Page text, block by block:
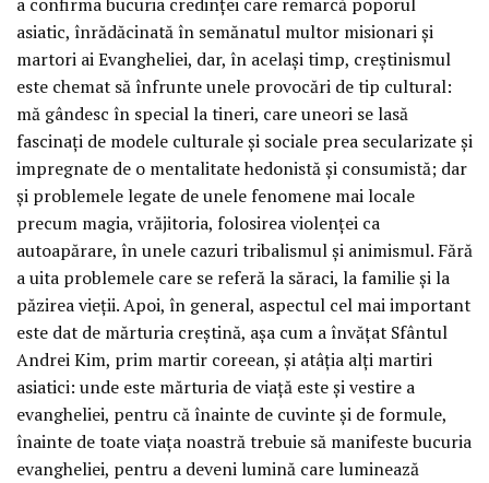
asiatic, înrădăcinată în semănatul multor misionari și
martori ai Evangheliei, dar, în același timp, creștinismul
este chemat să înfrunte unele provocări de tip cultural:
mă gândesc în special la tineri, care uneori se lasă
fascinați de modele culturale și sociale prea secularizate și
impregnate de o mentalitate hedonistă și consumistă; dar
și problemele legate de unele fenomene mai locale
precum magia, vrăjitoria, folosirea violenței ca
autoapărare, în unele cazuri tribalismul și animismul. Fără
a uita problemele care se referă la săraci, la familie și la
păzirea vieții. Apoi, în general, aspectul cel mai important
este dat de mărturia creștină, așa cum a învățat Sfântul
Andrei Kim, prim martir coreean, și atâția alți martiri
asiatici: unde este mărturia de viață este și vestire a
evangheliei, pentru că înainte de cuvinte și de formule,
înainte de toate viața noastră trebuie să manifeste bucuria
evangheliei, pentru a deveni lumină care luminează